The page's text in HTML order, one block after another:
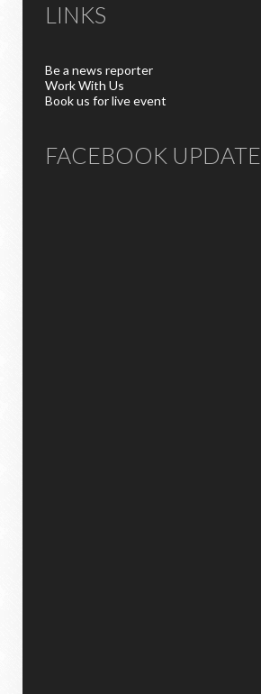
LINKS
Be a news reporter
Work With Us
Book us for live event
FACEBOOK UPDATE